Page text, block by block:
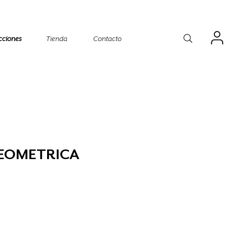
Tienda Contacto